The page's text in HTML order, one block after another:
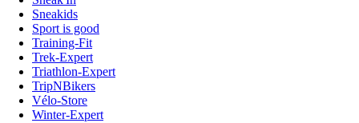
Sneakids
Sport is good
Training-Fit
Trek-Expert
Triathlon-Expert
TripNBikers
Vélo-Store
Winter-Expert